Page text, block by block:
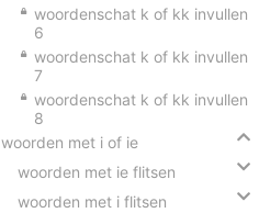
woordenschat k of kk invullen
6
woordenschat k of kk invullen
7
woordenschat k of kk invullen
8
woorden met i of ie
woorden met ie flitsen
woorden met i flitsen